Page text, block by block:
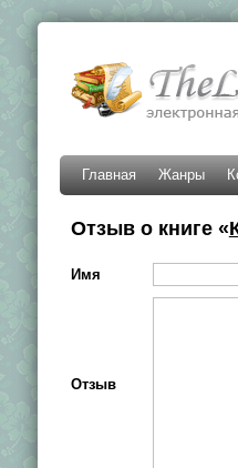
Главная Жанры
Отзыв о книге «
Имя
Отзыв